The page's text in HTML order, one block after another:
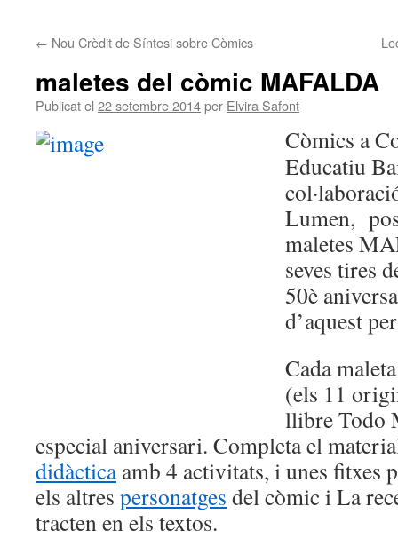
← Nou Crèdit de Síntesi sobre Còmics
maletes del còmic MAFALDA
Publicat el 22 setembre 2014per Elvira Safont
Còmics a
Educatiu
Lumen,
maletes
seves tires
50è
d’aquest
Cada
(els 11
llibre Todo
especial aniversari. Completa el
didàcticaamb 4 activitats, i unes fitxes
els altres personatges del còmic i La
tracten en els textos.